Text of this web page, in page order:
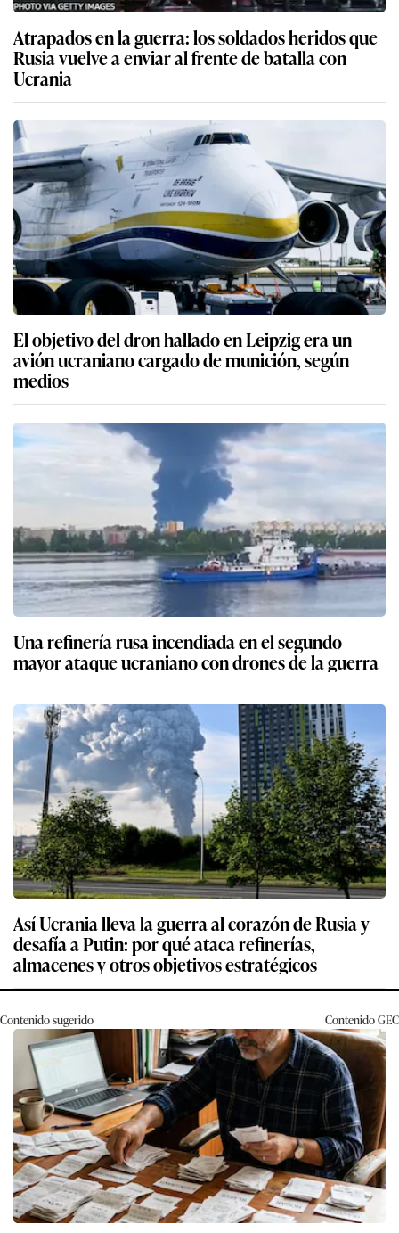
Atrapados en la guerra: los soldados heridos que
Rusia vuelve a enviar al frente de batalla con
Ucrania
El objetivo del dron hallado en Leipzig era un
avión ucraniano cargado de munición, según
medios
Una refinería rusa incendiada en el segundo
mayor ataque ucraniano con drones de la guerra
Así Ucrania lleva la guerra al corazón de Rusia y
desafía a Putin: por qué ataca refinerías,
almacenes y otros objetivos estratégicos
Contenido sugerido ContenidoGEC